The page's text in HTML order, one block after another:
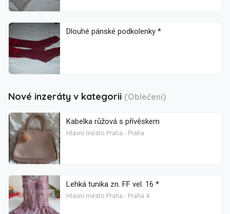
Dlouhé pánské podkolenky *
Nové inzeráty v kategorii (Oblečení)
Kabelka růžová s přívěskem
Hlavní město Praha - Praha
Lehká tunika zn. FF vel. 16 *
Hlavní město Praha - Praha 4